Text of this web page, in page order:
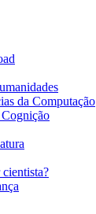
da Computação